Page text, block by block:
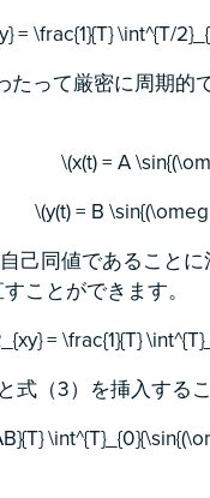
= \frac{1}{T} \int^{T/
たって厳密に周期
\(x(t) = A
\(y(t) = B
己同値であること
ことができます。
= \frac{1}{T}
（3）を挿入する